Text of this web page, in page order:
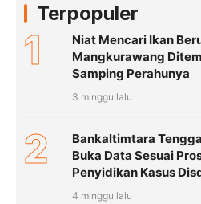
Terpopuler
1
Niat Mencari Ikan
Mangkurawang
Samping Perahunya
3 minggu lalu
2
Bankaltimtara
Buka Data Sesuai
Penyidikan Kasus
4 minggu lalu